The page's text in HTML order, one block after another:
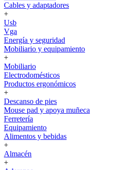
Cables y adaptadores
+
Usb
Vga
Energía y seguridad
Mobiliario y equipamiento
+
Mobiliario
Electrodomésticos
Productos ergonómicos
+
Descanso de pies
Mouse pad y apoya muñeca
Ferretería
Equipamiento
Alimentos y bebidas
+
Almacén
+